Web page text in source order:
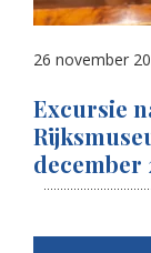
26 november
Excursie
december